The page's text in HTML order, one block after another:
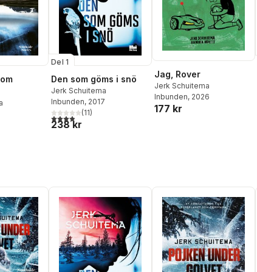
Totalt antal röster:
Del 1
Den som göms i snö
Jerk Schuitema
Inbunden, 2017
3,9utav 5 stjärnor. Totalt antal röster:
(11)
238 kr
Jag, Rover
Jerk Schuitema
Inbunden, 2026
177 kr